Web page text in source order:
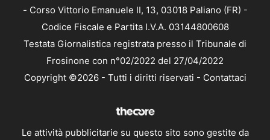
- Corso Vittorio Emanuele II, 13, 03018 Paliano (FR) -
Codice Fiscale e Partita I.V.A. 03144800608
Testata Giornalistica registrata presso il Tribunale di
Frosinone con n°02/2022 del 27/04/2022
Copyright ©2026 - Tutti i diritti riservati - Contattaci
Le attività pubblicitarie su questo sito sono gestite da